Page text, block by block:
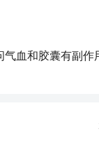
气血和胶囊有副作